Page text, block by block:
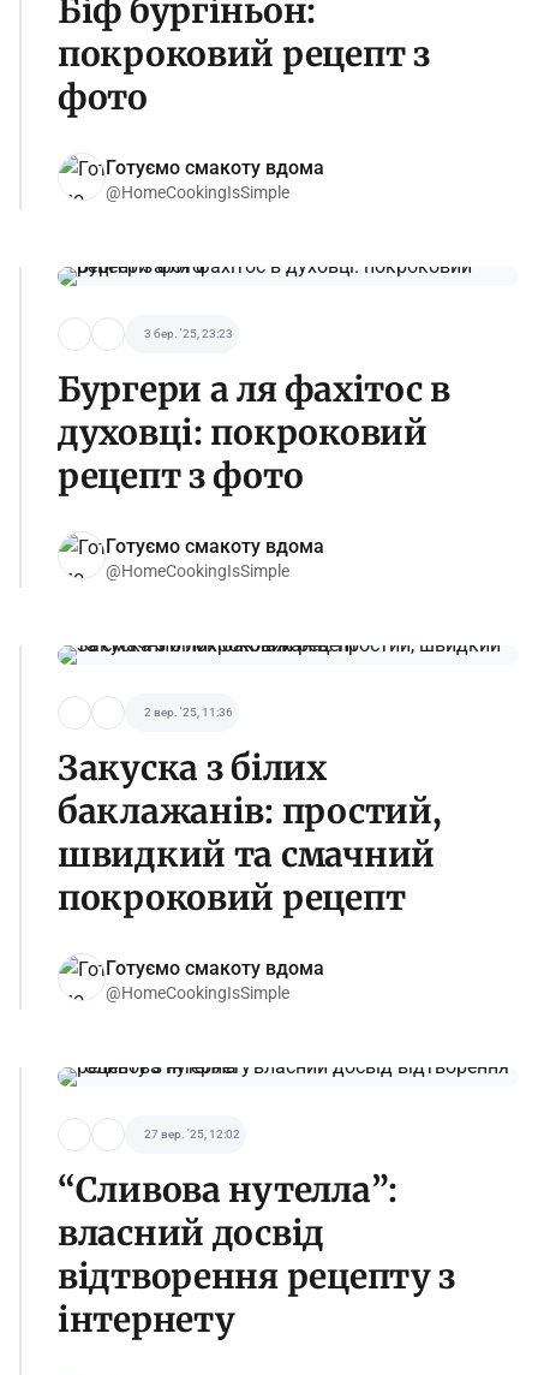
Біф бургіньон:
покроковий рецепт з
фото
Готуємо смакоту вдома
@HomeCookingIsSimple
3 бер. '25, 23:23
Бургери а ля фахітос в
духовці: покроковий
рецепт з фото
Готуємо смакоту вдома
@HomeCookingIsSimple
2 вер. '25, 11:36
Закуска з білих
баклажанів: простий,
швидкий та смачний
покроковий рецепт
Готуємо смакоту вдома
@HomeCookingIsSimple
27 вер. '25, 12:02
“Сливова нутелла”:
власний досвід
відтворення рецепту з
інтернету